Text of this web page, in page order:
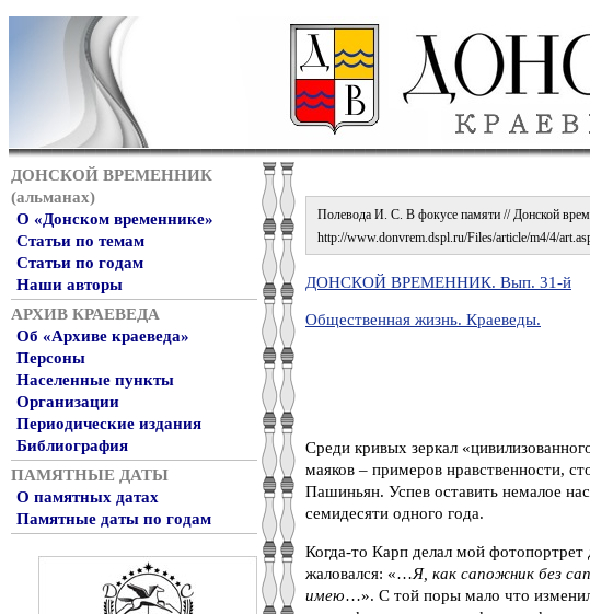
ДОНСКОЙ ВРЕМЕННИК
(альманах)
О «Донском временнике»
Статьи по темам
Статьи по годам
Наши авторы
АРХИВ КРАЕВЕДА
Об «Архиве краеведа»
Персоны
Населенные пункты
Организации
Периодические издания
Библиография
ПАМЯТНЫЕ ДАТЫ
О памятных датах
Памятные даты по годам
Полевода И. С. В фокусе памяти // Донской
http://www.donvrem.dspl.ru/Files/article/m4/4/
ДОНСКОЙ ВРЕМЕННИК. Вып. 31-й
Общественная жизнь. Краеведы.
Среди кривых зеркал
маяков – примеров нравственности,
Пашиньян. Успев оставить немалое
семидесяти одного года.
Когда-то Карп делал мой фотопортрет
жаловался: «…Я, как сапожник без
имею…». С той поры мало что